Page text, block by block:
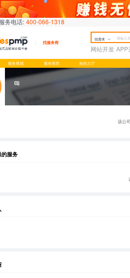
服务电话:400-066-1318
找服务商
找需求
网站开发 APP
服务商城 服务商库 标的大厅
该公
服务